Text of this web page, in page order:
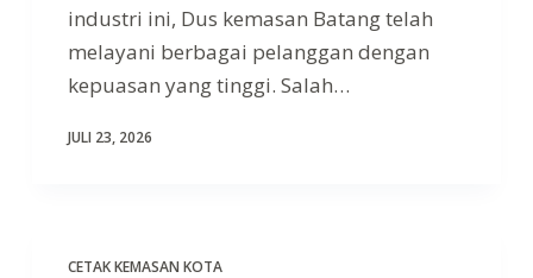
industri ini, Dus kemasan Batang telah
melayani berbagai pelanggan dengan
kepuasan yang tinggi. Salah…
JULI 23, 2026
CETAK KEMASAN KOTA